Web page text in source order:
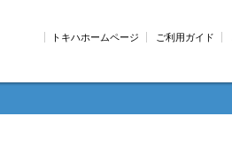
トキハホームページ ご利用ガイド